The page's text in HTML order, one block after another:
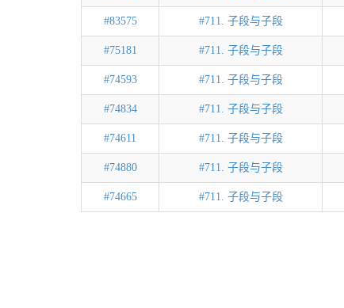
#83575 #711. 子段与子段
#75181 #711. 子段与子段
#74593 #711. 子段与子段
#74834 #711. 子段与子段
#74611 #711. 子段与子段
#74880 #711. 子段与子段
#74665 #711. 子段与子段